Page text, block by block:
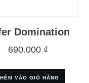
Domination
690.000 ₫
VÀO GIỎ HÀNG